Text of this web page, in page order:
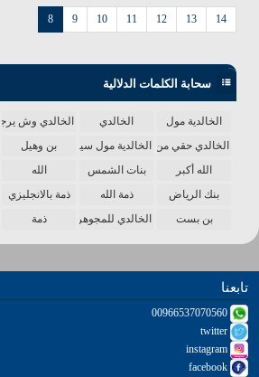
8 9 10 11 12 13 14
سحابة الكلمات الدلالية
الخالدية مول الخالدي الخالدي وش يرجع
الخالدي حقي من الدنياالخالدية مول سينما بن وهيل
الله أكبر
بنات الشمس الله
بنك الرياض
ذمة الله ذمة بالانجليزي
بن بست
الخالدي للمجوهرات ذمة
تابعنا